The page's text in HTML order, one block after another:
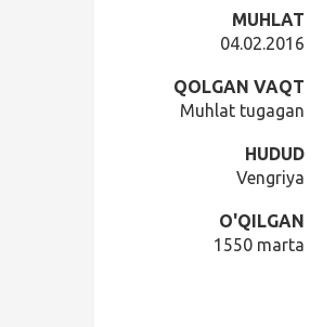
MUHLAT
04.02.2016
QOLGAN VAQT
Muhlat tugagan
HUDUD
Vengriya
O'QILGAN
1550 marta